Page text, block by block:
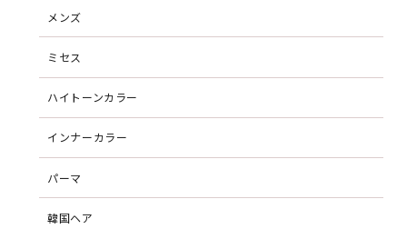
メンズ
ミセス
ハイトーンカラー
インナーカラー
パーマ
韓国ヘア